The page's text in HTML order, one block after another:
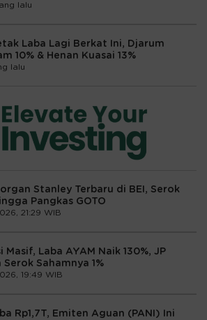
lalu
Laba Lagi Berkat Ini, Djarum
10% & Henan Kuasai 13%
lalu
Stanley Terbaru di BEI, Serok
Pangkas GOTO
21:29 WIB
Masif, Laba AYAM Naik 130%, JP
Serok Sahamnya 1%
19:49 WIB
Rp1,7T, Emiten Aguan (PANI) Ini